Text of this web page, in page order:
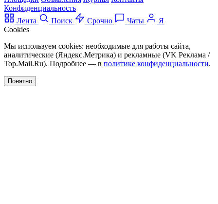
Конфиденциальность
Лента
Поиск Срочно Чаты
Я
Cookies
Мы используем cookies: необходимые для работы сайта,
аналитические (Яндекс.Метрика) и рекламные (VK Реклама /
Top.Mail.Ru). Подробнее — в политике конфиденциальности.
Понятно